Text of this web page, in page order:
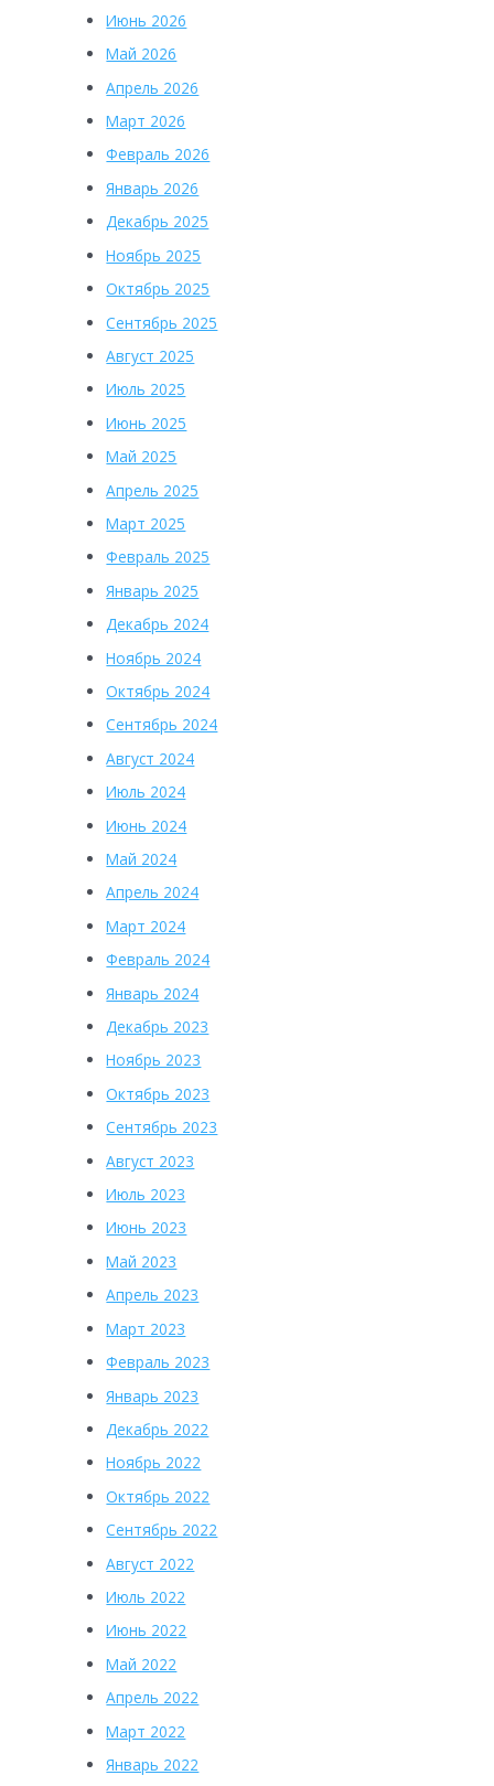
Июнь 2026
Май 2026
Апрель 2026
Март 2026
Февраль 2026
Январь 2026
Декабрь 2025
Ноябрь 2025
Октябрь 2025
Сентябрь 2025
Август 2025
Июль 2025
Июнь 2025
Май 2025
Апрель 2025
Март 2025
Февраль 2025
Январь 2025
Декабрь 2024
Ноябрь 2024
Октябрь 2024
Сентябрь 2024
Август 2024
Июль 2024
Июнь 2024
Май 2024
Апрель 2024
Март 2024
Февраль 2024
Январь 2024
Декабрь 2023
Ноябрь 2023
Октябрь 2023
Сентябрь 2023
Август 2023
Июль 2023
Июнь 2023
Май 2023
Апрель 2023
Март 2023
Февраль 2023
Январь 2023
Декабрь 2022
Ноябрь 2022
Октябрь 2022
Сентябрь 2022
Август 2022
Июль 2022
Июнь 2022
Май 2022
Апрель 2022
Март 2022
Январь 2022